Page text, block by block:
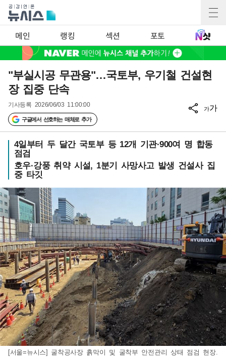
메인 랭킹 섹션 포토
"부실시공 무관용"…국토부, 우기철 건설현
장 집중 단속
기사등록 2026/06/03 11:00:00
구글에서 선호하는 매체로 추가
가가
4일부터 두 달간 국토부 등 12개 기관·900여 명 합동
점검
호우·강풍 취약 시설, 1분기 사망사고 발생 건설사 집
중 타깃
[서울=뉴시스] 굴착공사장 흙막이 및 굴착부 안전관리 상태 점검 현장.